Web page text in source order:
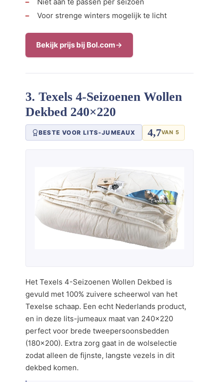
Voor strenge winters mogelijk te licht
Bekijk prijs bij Bol.com
3. Texels 4-Seizoenen Wollen
Dekbed 240×220
BESTE VOOR LITS-JUMEAUX 4,7VAN 5
Het Texels 4-Seizoenen Wollen Dekbed is
gevuld met 100% zuivere scheerwol van het
Texelse schaap. Een echt Nederlands product,
en in deze lits-jumeaux maat van 240×220
perfect voor brede tweepersoonsbedden
(180×200). Extra zorg gaat in de wolselectie
zodat alleen de fijnste, langste vezels in dit
dekbed komen.